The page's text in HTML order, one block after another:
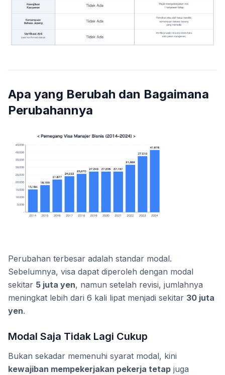
Apa yang Berubah dan Bagaimana
Perubahannya
Perubahan terbesar adalah standar modal.
Sebelumnya, visa dapat diperoleh dengan modal
sekitar 5 juta yen, namun setelah revisi, jumlahnya
meningkat lebih dari 6 kali lipat menjadi sekitar 30 juta
yen.
Modal Saja Tidak Lagi Cukup
Bukan sekadar memenuhi syarat modal, kini
kewajiban mempekerjakan pekerja tetap juga